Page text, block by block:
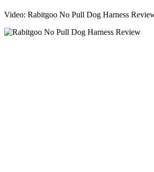
Video: Rabitgoo No Pull Dog Harness